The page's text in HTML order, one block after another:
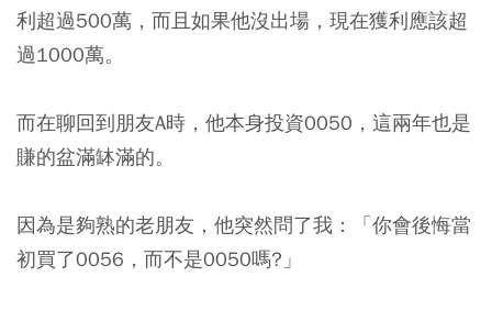
利超過500萬，而且如果他沒出場，現在獲利應該超
過1000萬。
而在聊回到朋友A時，他本身投資0050，這兩年也是
賺的盆滿缽滿的。
因為是夠熟的老朋友，他突然問了我：
「你會後悔當
初買了0056，而不是0050嗎?」